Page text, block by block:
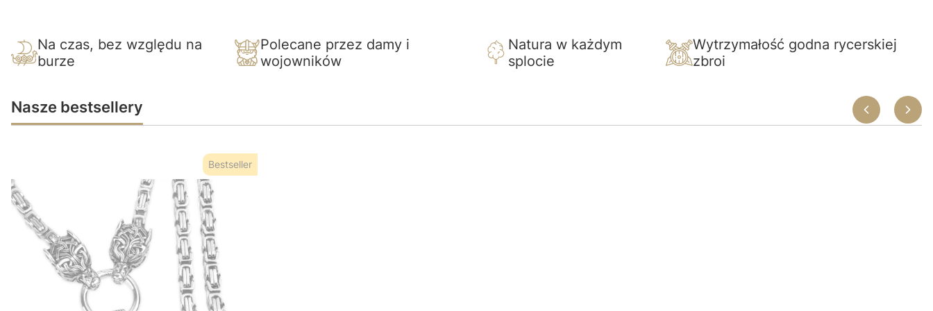
Na czas, bez względu na
burze
Polecane przez damy i
wojowników
Natura w każdym
splocie
Wytrzymałość godna rycerskiej
zbroi
Nasze bestsellery
Bestseller